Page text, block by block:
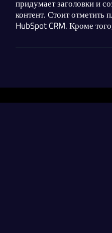
придумает заголовки и
контент. Стоит отметить
HubSpot CRM. Кроме
учётом популярных